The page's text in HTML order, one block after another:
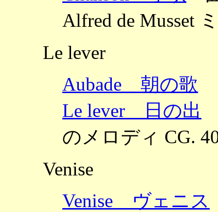
Alfred de Musset
Le lever
Aubade 朝の歌
Le lever 日の出
のメロディ CG.
Venise
Venise ヴェニス